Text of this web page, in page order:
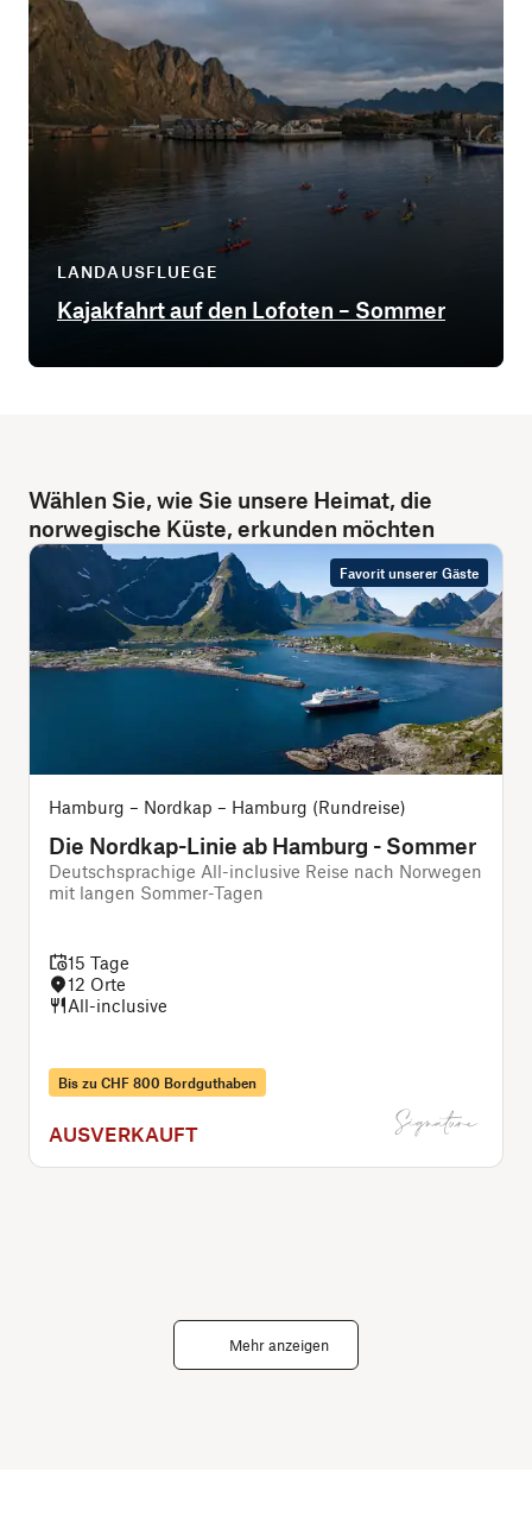
LANDAUSFLUEGE
Kajakfahrt auf den Lofoten – Sommer
Wählen Sie, wie Sie unsere Heimat, die
norwegische Küste, erkunden möchten
Favorit unserer Gäste
Hamburg – Nordkap – Hamburg (Rundreise)
Die Nordkap-Linie ab Hamburg - Sommer
Deutschsprachige All-inclusive Reise nach Norwegen
mit langen Sommer-Tagen
15 Tage
12 Orte
All-inclusive
Bis zu CHF 800 Bordguthaben
AUSVERKAUFT
Mehr anzeigen